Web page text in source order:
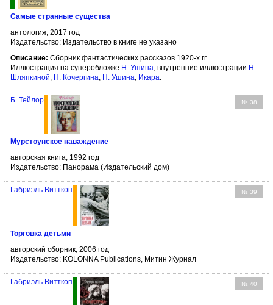
Самые странные существа
антология, 2017 год
Издательство: Издательство в книге не указано
Описание: Сборник фантастических рассказов 1920-х гг.
Иллюстрация на суперобложке Н. Ушина; внутренние иллюстрации Н.
Шляпкиной Н. Кочергина Н. Ушина Икара
№ 38
Б. Тейлор
Мурстоунское наваждение
авторская книга, 1992 год
Издательство: Панорама (Издательский дом)
№ 39
Габриэль Витткоп
Торговка детьми
авторский сборник, 2006 год
Издательство: KOLONNA Publications, Митин Журнал
№ 40
Габриэль Витткоп